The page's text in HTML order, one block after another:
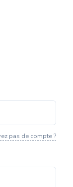
pas de compte ?